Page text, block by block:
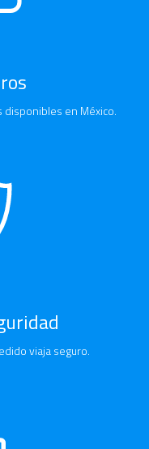
disponibles en México.
viaja seguro.